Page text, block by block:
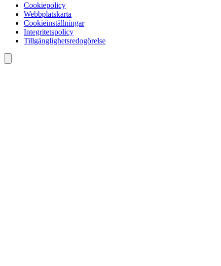
Cookiepolicy
Webbplatskarta
Cookieinställningar
Integritetspolicy
Tillgänglighetsredogörelse